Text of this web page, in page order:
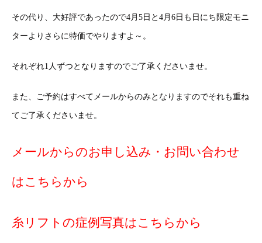
その代り、大好評であったので4月5日と4月6日も日にち限定モニ
ターよりさらに特価でやりますよ～。
それぞれ1人ずつとなりますのでご了承くださいませ。
また、ご予約はすべてメールからのみとなりますのでそれも重ね
てご了承くださいませ。
メールからのお申し込み・お問い合わせ
はこちらから
糸リフトの症例写真はこちらから